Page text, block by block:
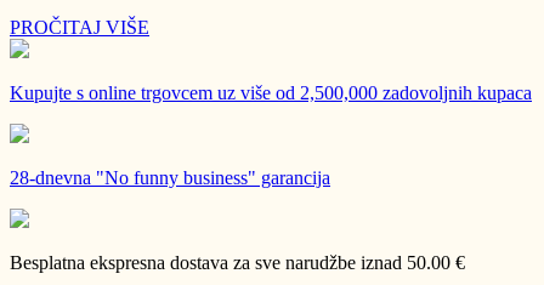
PROČITAJ VIŠE
Kupujte s online trgovcem uz više od 2,500,000 zadovoljnih kupaca
28-dnevna "No funny business" garancija
Besplatna ekspresna dostava za sve narudžbe iznad 50.00 €